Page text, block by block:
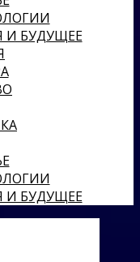
И БУДУЩЕЕ
И БУДУЩЕЕ